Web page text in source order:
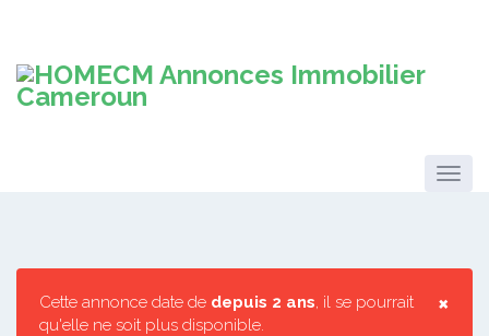
×
Cette annonce date de depuis 2 ans, il se pourrait
qu'elle ne soit plus disponible.